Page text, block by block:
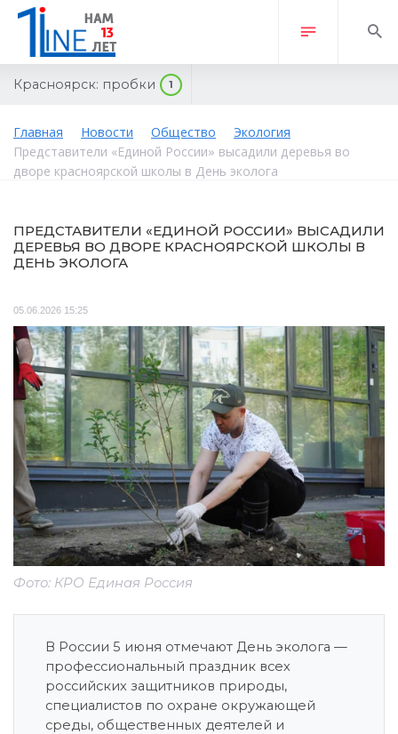
Красноярск: пробки 1
Главная Новости Общество
Экология
Представители «Единой России» высадили деревья во
дворе красноярской школы в День эколога
ПРЕДСТАВИТЕЛИ «ЕДИНОЙ РОССИИ» ВЫСАДИЛИ
ДЕРЕВЬЯ ВО ДВОРЕ КРАСНОЯРСКОЙ ШКОЛЫ В
ДЕНЬ ЭКОЛОГА
05.06.2026 15:25
Фото: КРО Единая Россия
В России 5 июня отмечают День эколога —
профессиональный праздник всех
российских защитников природы,
специалистов по охране окружающей
среды, общественных деятелей и